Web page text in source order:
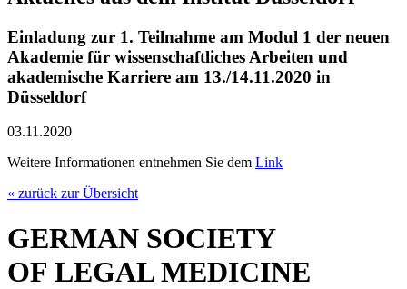
Einladung zur 1. Teilnahme am Modul 1 der neuen
Akademie für wissenschaftliches Arbeiten und
akademische Karriere am 13./14.11.2020 in
Düsseldorf
03.11.2020
Weitere Informationen entnehmen Sie dem Link
« zurück zur Übersicht
GERMAN SOCIETY
OF LEGAL MEDICINE